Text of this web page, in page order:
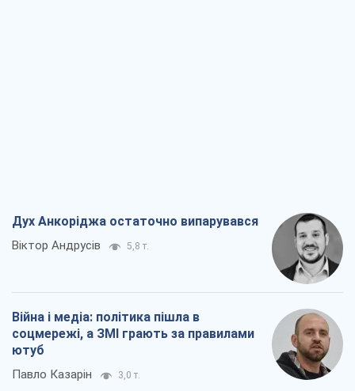
Дух Анкоріджа остаточно випарувався
Віктор Андрусів 5,8 т.
Війна і медіа: політика пішла в
соцмережі, а ЗМІ грають за правилами
ютуб
Павло Казарін 3,0 т.